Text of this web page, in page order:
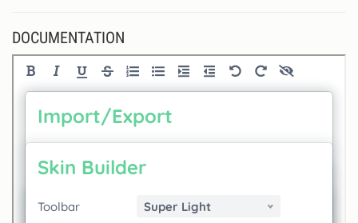
DOCUMENTATION